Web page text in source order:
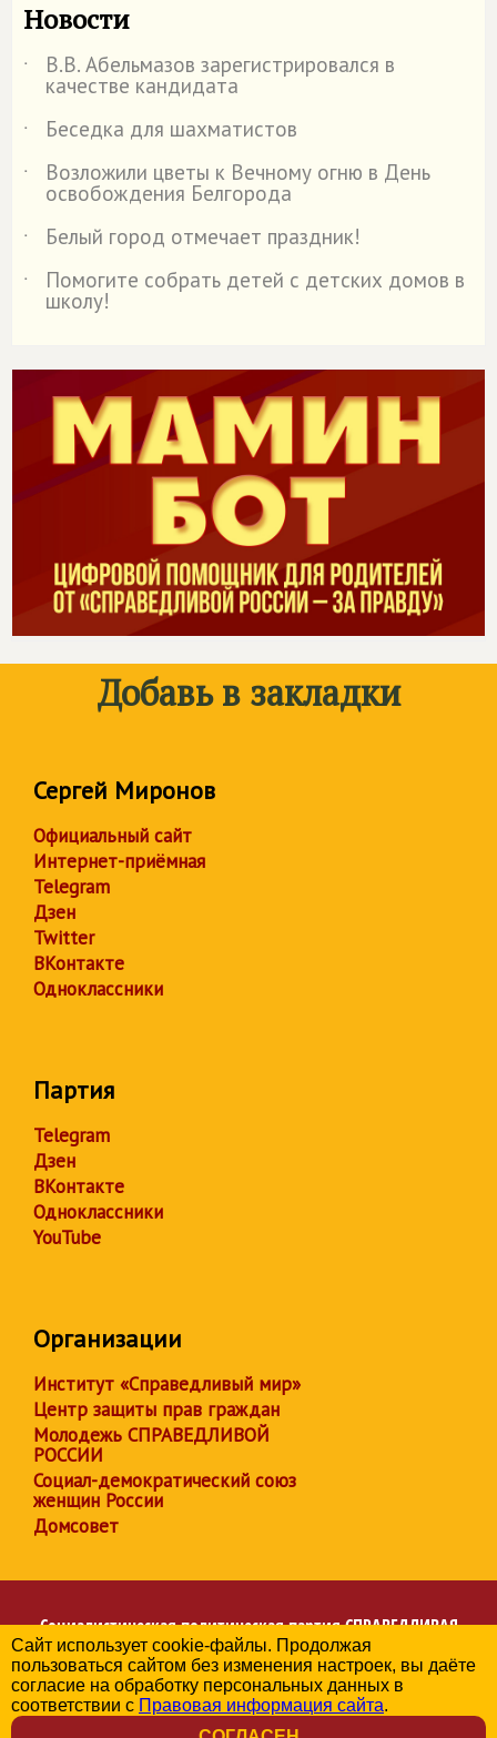
Новости
˙ В.В. Абельмазов зарегистрировался в
качестве кандидата
˙
Беседка для шахматистов
˙
Возложили цветы к Вечному огню в День
освобождения Белгорода
˙
Белый город отмечает праздник!
˙
Помогите собрать детей с детских домов в
школу!
Добавь в закладки
Сергей Миронов
Официальный сайт
Интернет-приёмная
Telegram
Дзен
Twitter
ВКонтакте
Одноклассники
Партия
Telegram
Дзен
ВКонтакте
Одноклассники
YouTube
Организации
Институт «Справедливый мир»
Центр защиты прав граждан
Молодежь СПРАВЕДЛИВОЙ
РОССИИ
Социал-демократический союз
женщин России
Домсовет
Социалистическая политическая партияСПРАВЕДЛИВАЯ
РОССИЯ
Региональное отделение партии в Белгородской области
© 2006-2026
Политика в отношении обработки персональных данных
Сайт использует cookie-файлы. Продолжая
пользоваться сайтом без изменения настроек, вы даёте
согласие на обработку персональных данных в
соответствии с Правовая информация сайта.